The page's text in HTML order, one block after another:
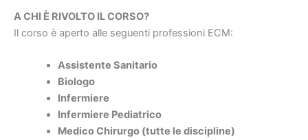
A CHI È RIVOLTO IL CORSO?
Il corso è aperto alle seguenti professioni ECM:
Assistente Sanitario
Biologo
Infermiere
Infermiere Pediatrico
Medico Chirurgo (tutte le discipline)